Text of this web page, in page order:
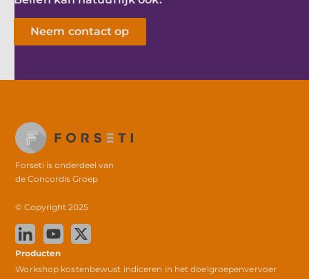
Neem contact op
Forseti is onderdeel van
deConcordis Groep
© Copyright 2025
Producten
Workshop kostenbewust indiceren in het doelgroepenvervoer